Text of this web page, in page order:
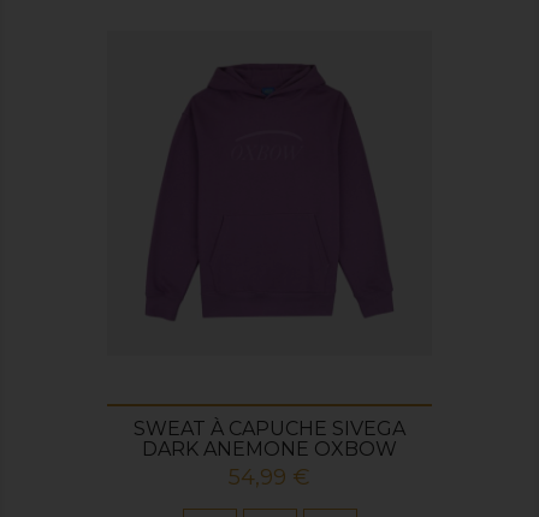
SWEAT À CAPUCHE SIVEGA
DARK ANEMONE OXBOW
Prix
54,99 €